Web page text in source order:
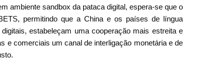
ambiente sandbox da pataca digital, espera-se que o
permitindo que a China e os países de língua
estabeleçam uma cooperação mais estreita e
e comerciais um canal de interligação monetária e de